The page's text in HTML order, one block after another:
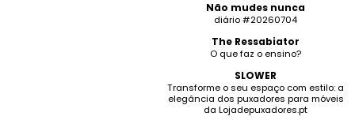
Não mudes nunca
diário #20260704
The Ressabiator
O que faz o ensino?
SLOWER
Transforme o seu espaço com estilo: a
elegância dos puxadores para móveis
da Lojadepuxadores.pt